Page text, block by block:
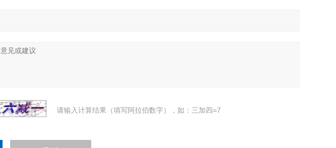
请输入计算结果（填写阿拉伯数字），如：三加四=7